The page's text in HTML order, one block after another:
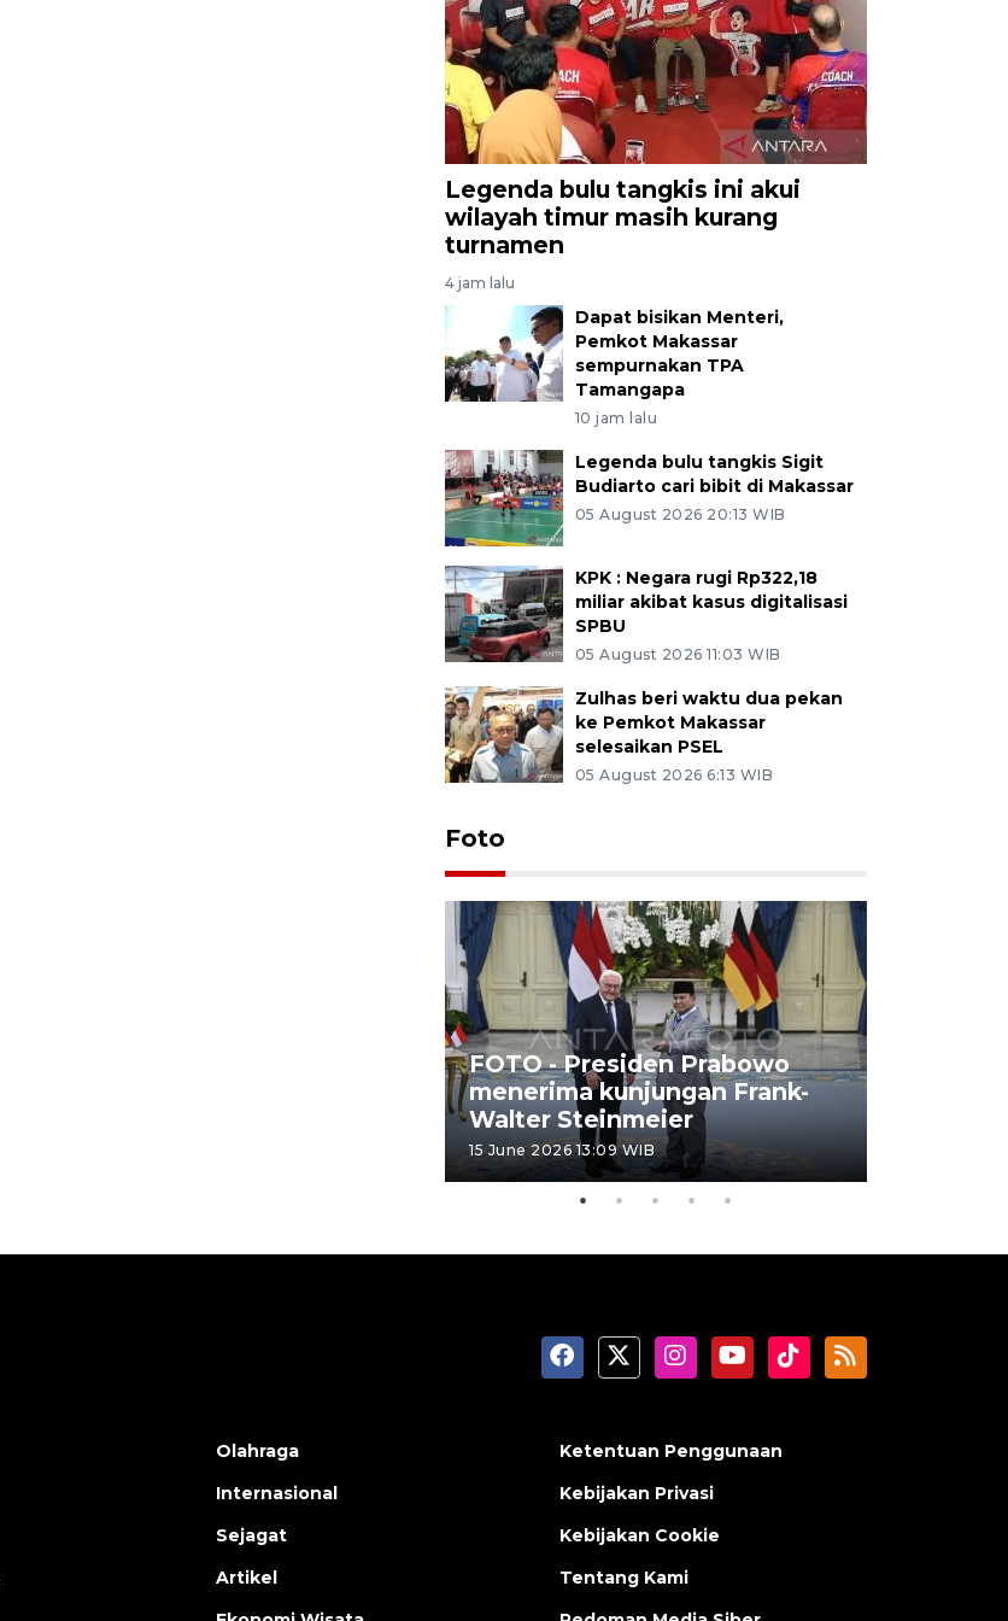
Legenda bulu tangkis ini akui
wilayah timur masih kurang
turnamen
4 jam lalu
Dapat bisikan Menteri,
Pemkot Makassar
sempurnakan TPA
Tamangapa
10 jam lalu
Legenda bulu tangkis Sigit
Budiarto cari bibit di Makassar
05 August 2026 20:13 WIB
KPK : Negara rugi Rp322,18
miliar akibat kasus digitalisasi
SPBU
05 August 2026 11:03 WIB
Zulhas beri waktu dua pekan
ke Pemkot Makassar
selesaikan PSEL
05 August 2026 6:13 WIB
Foto
FOTO - Presiden Prabowo
menerima kunjungan Frank-
Walter Steinmeier
15 June 2026 13:09 WIB
Olahraga
Internasional
Sejagat
Artikel
Ketentuan Penggunaan
Kebijakan Privasi
Kebijakan Cookie
Tentang Kami